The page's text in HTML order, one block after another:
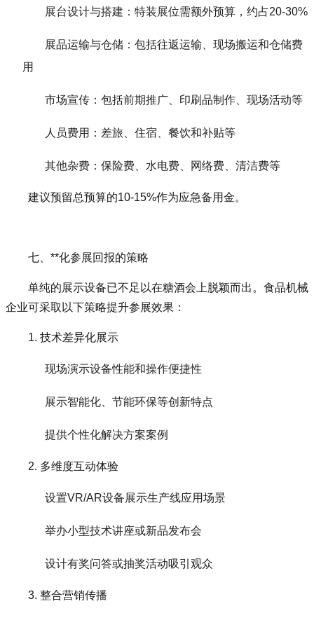
展台设计与搭建：特装展位需额外预算，约占20-30%
展品运输与仓储：包括往返运输、现场搬运和仓储费
用
市场宣传：包括前期推广、印刷品制作、现场活动等
人员费用：差旅、住宿、餐饮和补贴等
其他杂费：保险费、水电费、网络费、清洁费等
建议预留总预算的10-15%作为应急备用金。
七、**化参展回报的策略
单纯的展示设备已不足以在糖酒会上脱颖而出。食品机械
企业可采取以下策略提升参展效果：
1. 技术差异化展示
现场演示设备性能和操作便捷性
展示智能化、节能环保等创新特点
提供个性化解决方案案例
2. 多维度互动体验
设置VR/AR设备展示生产线应用场景
举办小型技术讲座或新品发布会
设计有奖问答或抽奖活动吸引观众
3. 整合营销传播